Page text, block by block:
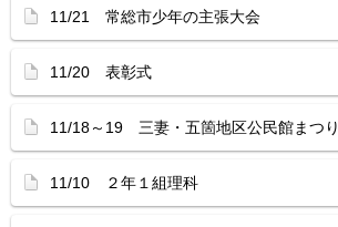
11/21 常総市少年の主張大会
11/20 表彰式
11/18～19 三妻・五箇地区公民館まつり
11/10 ２年１組理科